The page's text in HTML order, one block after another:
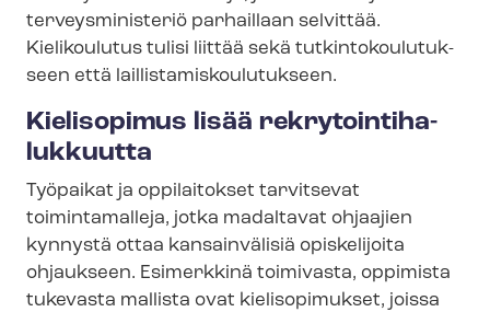
terveysministeriö parhaillaan selvittää.
Kielikoulutus tulisi liittää sekä tut­kin­to­kou­lu­tuk­
seen että lail­lis­ta­mis­kou­lu­tuk­seen.
Kielisopimus lisää rek­ry­toin­ti­ha­
luk­kuut­ta
Työpaikat ja oppilaitokset tarvitsevat
toimintamalleja, jotka madaltavat ohjaajien
kynnystä ottaa kansainvälisiä opiskelijoita
ohjaukseen. Esimerkkinä toimivasta, oppimista
tukevasta mallista ovat kielisopimukset, joissa